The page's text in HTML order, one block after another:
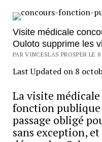
Visite médicale
Ouloto supprime les
PAR VINCESLAS PROSPER LE
Last Updated on 8
La visite
fonction publique
passage obligé
sans exception,